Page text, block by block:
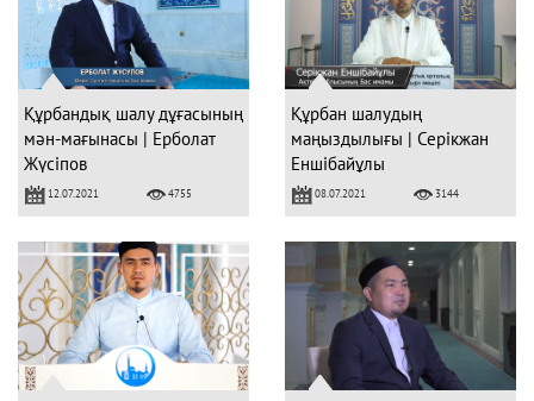
Құрбандық шалу дұғасының
мән-мағынасы | Ерболат
Жүсіпов
12.07.2021 4755
Құрбан шалудың
маңыздылығы | Серікжан
Еншібайұлы
08.07.2021 3144